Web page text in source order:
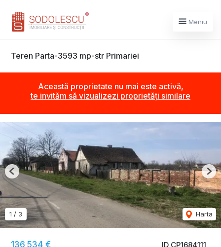
Meniu
Teren Parta-3593 mp-str Primariei
Această proprietate nu mai este activă,
te invităm să vizualizezi proprietăți similare
ID CP1684111
136,534 €
1 / 3 Harta
Previous